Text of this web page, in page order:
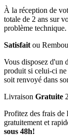
À la réception de
totale de 2 ans sur
problème technique.
Satisfait ou
Vous disposez d'un
produit si celui-ci ne
soit renvoyé dans
Livraison Gratuite
Profitez des frais de
gratuitement et
sous 48h!